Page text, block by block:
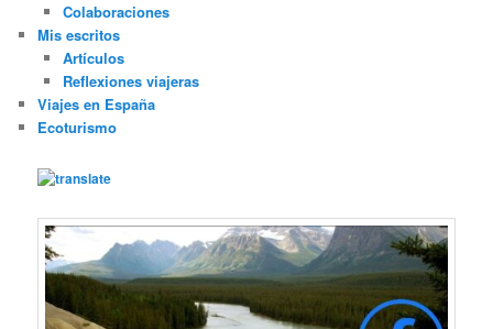
Colaboraciones
Mis escritos
Artículos
Reflexiones viajeras
Viajes en España
Ecoturismo